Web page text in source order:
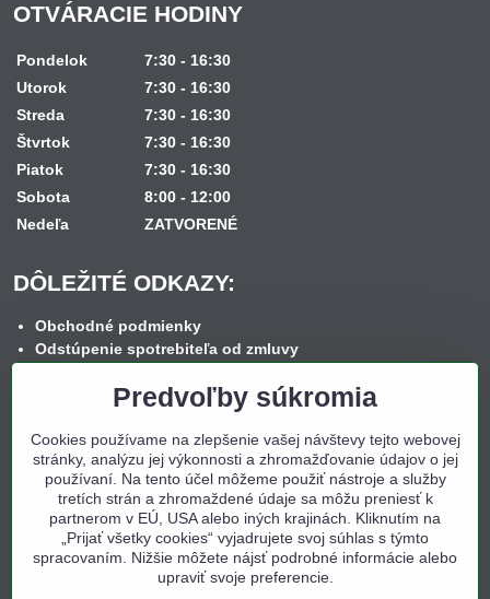
OTVÁRACIE HODINY
Pondelok
7:30 - 16:30
Utorok
7:30 - 16:30
Streda
7:30 - 16:30
Štvrtok
7:30 - 16:30
Piatok
7:30 - 16:30
Sobota
8:00 - 12:00
Nedeľa
ZATVORENÉ
DÔLEŽITÉ ODKAZY:
Obchodné podmienky
Odstúpenie spotrebiteľa od zmluvy
Reklamačný formulár
Spôsob platby
Nákup na splátky
Ochrana osobných údajov
Cookies
Kontakt
Predvoľby súkromia
Cookies používame na zlepšenie vašej návštevy tejto webovej
stránky, analýzu jej výkonnosti a zhromažďovanie údajov o jej
používaní. Na tento účel môžeme použiť nástroje a služby
tretích strán a zhromaždené údaje sa môžu preniesť k
partnerom v EÚ, USA alebo iných krajinách. Kliknutím na
„Prijať všetky cookies“ vyjadrujete svoj súhlas s týmto
spracovaním. Nižšie môžete nájsť podrobné informácie alebo
upraviť svoje preferencie.